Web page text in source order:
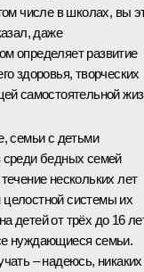
числе в школах, вы
даже
определяет развитие
здоровья, творческих
самостоятельной
семьи с детьми
среди бедных семей
нескольких лет
системы их
детей от трёх до 16
нуждающиеся семьи.
– надеюсь, никаких